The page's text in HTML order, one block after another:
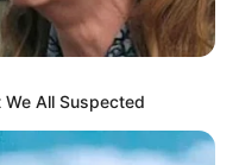
We All Suspected